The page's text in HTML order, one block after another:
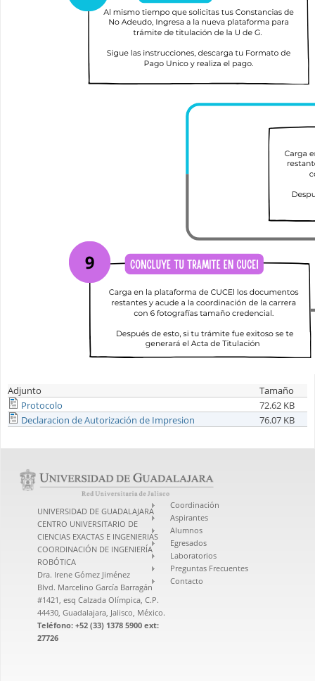
Adjunto
Tamaño
Protocolo
72.62 KB
Declaracion de Autorización de Impresion
76.07 KB
UNIVERSIDAD DE GUADALAJARA
CENTRO UNIVERSITARIO DE
CIENCIAS EXACTAS E INGENIERIAS
COORDINACIÓN DE INGENIERÍA
ROBÓTICA
Dra. Irene Gómez Jiménez
Blvd. Marcelino García Barragán
#1421, esq Calzada Olímpica, C.P.
44430, Guadalajara, Jalisco, México.
Teléfono: +52 (33) 1378 5900 ext:
27726
Coordinación
Aspirantes
Alumnos
Egresados
Laboratorios
Preguntas Frecuentes
Contacto